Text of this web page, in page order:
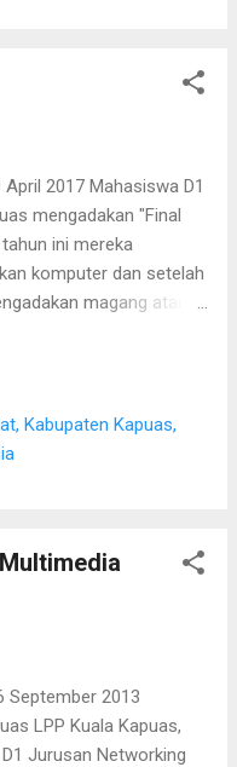
bercerita bahwa rotan
telah berusia
banyak duri
dipanen. Menurutnya,
bagian batang yang
dahulu. Setelah
dapat...
2017 Mahasiswa D1
mengadakan "Final
ini mereka
komputer dan setelah
magang atau
Kabupaten Kapuas,
September 2013
LPP Kuala Kapuas,
Jurusan Networking